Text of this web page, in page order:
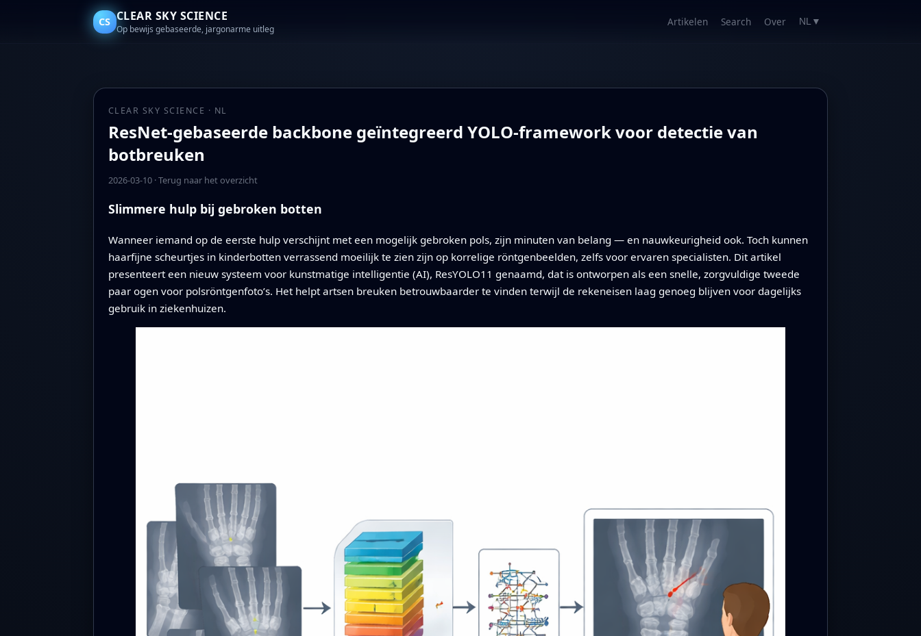
CS CLEAR SKY SCIENCE
Op bewijs gebaseerde, jargonarme uitleg
Artikelen Search Over NL ▼
CLEAR SKY SCIENCE · NL
ResNet-gebaseerde backbone geïntegreerd YOLO-framework voor detectie van
botbreuken
2026-03-10·Terug naar het overzicht
Slimmere hulp bij gebroken botten
Wanneer iemand op de eerste hulp verschijnt met een mogelijk gebroken pols, zijn minuten van belang — en nauwkeurigheid ook. Toch kunnen
haarfijne scheurtjes in kinderbotten verrassend moeilijk te zien zijn op korrelige röntgenbeelden, zelfs voor ervaren specialisten. Dit artikel
presenteert een nieuw systeem voor kunstmatige intelligentie (AI), ResYOLO11 genaamd, dat is ontworpen als een snelle, zorgvuldige tweede
paar ogen voor polsröntgenfoto’s. Het helpt artsen breuken betrouwbaarder te vinden terwijl de rekeneisen laag genoeg blijven voor dagelijks
gebruik in ziekenhuizen.